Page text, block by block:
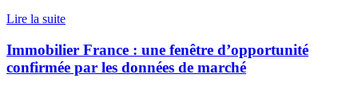
Lire la suite
Immobilier France : une fenêtre d’opportunité
confirmée par les données de marché